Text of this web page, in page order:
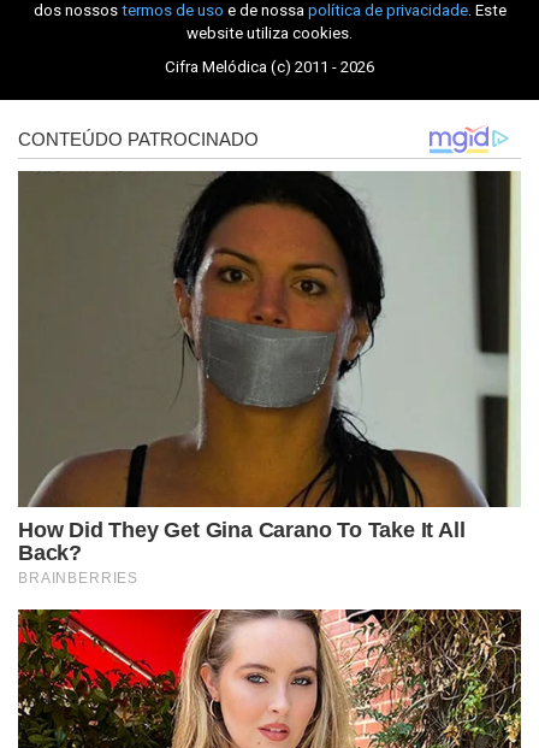
dos nossos termos de uso e de nossa política de privacidade. Este
website utiliza cookies.
Cifra Melódica (c) 2011 - 2026